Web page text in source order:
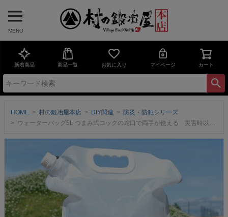
MENU
新着商品 商品一覧 お気に入り マイページ カート
HOME 村の鍛冶屋本店 DIY関連
防災・防犯シリーズ
ウォーターバッグ5L つまみ式コックの蛇口で両手が使える 災害時以外にキャンプ・釣り・登山などのアウトドアでも活躍